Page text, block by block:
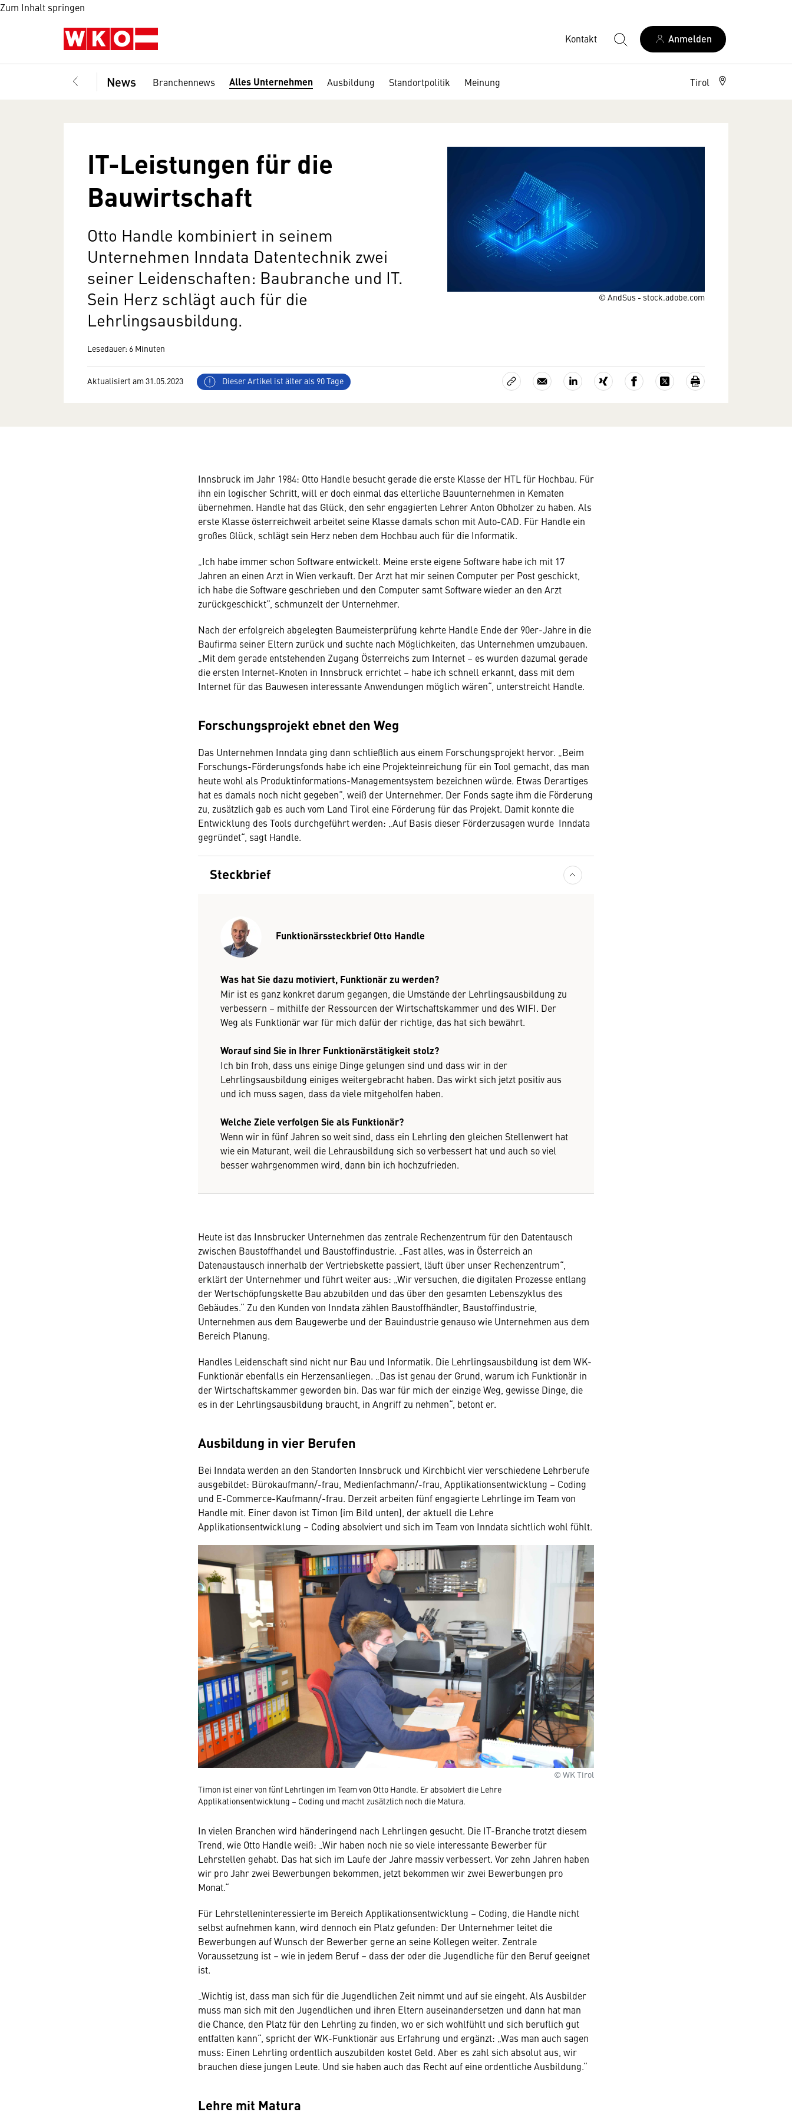
Zum Inhalt springen
Kontakt Anmelden
News Branchennews Alles Unternehmen Ausbildung Standortpolitik Meinung Tirol
© AndSus - stock.adobe.com
IT-Leistungen für die
Bauwirtschaft
Otto Handle kombiniert in seinem
Unternehmen Inndata Datentechnik zwei
seiner Leidenschaften: Baubranche und IT.
Sein Herz schlägt auch für die
Lehrlingsausbildung.
Lesedauer: 6 Minuten
Aktualisiert am 31.05.2023 Dieser Artikel ist älter als 90 Tage
Innsbruck im Jahr 1984: Otto Handle besucht gerade die erste Klasse der HTL für Hochbau. Für
ihn ein logischer Schritt, will er doch einmal das elterliche Bauunternehmen in Kematen
übernehmen. Handle hat das Glück, den sehr engagierten Lehrer Anton Obholzer zu haben. Als
erste Klasse österreichweit arbeitet seine Klasse damals schon mit Auto-CAD. Für Handle ein
großes Glück, schlägt sein Herz neben dem Hochbau auch für die Informatik.
„Ich habe immer schon Software entwickelt. Meine erste eigene Software habe ich mit 17
Jahren an einen Arzt in Wien verkauft. Der Arzt hat mir seinen Computer per Post geschickt,
ich habe die Software geschrieben und den Computer samt Software wieder an den Arzt
zurückgeschickt“, schmunzelt der Unternehmer.
Nach der erfolgreich abgelegten Baumeisterprüfung kehrte Handle Ende der 90er-Jahre in die
Baufirma seiner Eltern zurück und suchte nach Möglichkeiten, das Unternehmen umzubauen.
„Mit dem gerade entstehenden Zugang Österreichs zum Internet – es wurden dazumal gerade
die ersten Internet-Knoten in Innsbruck errichtet – habe ich schnell erkannt, dass mit dem
Internet für das Bauwesen interessante Anwendungen möglich wären“, unterstreicht Handle.
Forschungsprojekt ebnet den Weg
Das Unternehmen Inndata ging dann schließlich aus einem Forschungsprojekt hervor. „Beim
Forschungs-Förderungsfonds habe ich eine Projekteinreichung für ein Tool gemacht, das man
heute wohl als Produktinformations-Managementsystem bezeichnen würde. Etwas Derartiges
hat es damals noch nicht gegeben“, weiß der Unternehmer. Der Fonds sagte ihm die Förderung
zu, zusätzlich gab es auch vom Land Tirol eine Förderung für das Projekt. Damit konnte die
Entwicklung des Tools durchgeführt werden: „Auf Basis dieser Förderzusagen wurde Inndata
gegründet“, sagt Handle.
Steckbrief
Funktionärssteckbrief Otto Handle
Was hat Sie dazu motiviert, Funktionär zu werden?
Mir ist es ganz konkret darum gegangen, die Umstände der Lehrlingsausbildung zu
verbessern – mithilfe der Ressourcen der Wirtschaftskammer und des WIFI. Der
Weg als Funktionär war für mich dafür der richtige, das hat sich bewährt.
Worauf sind Sie in Ihrer Funktionärstätigkeit stolz?
Ich bin froh, dass uns einige Dinge gelungen sind und dass wir in der
Lehrlingsausbildung einiges weitergebracht haben. Das wirkt sich jetzt positiv aus
und ich muss sagen, dass da viele mitgeholfen haben.
Welche Ziele verfolgen Sie als Funktionär?
Wenn wir in fünf Jahren so weit sind, dass ein Lehrling den gleichen Stellenwert hat
wie ein Maturant, weil die Lehrausbildung sich so verbessert hat und auch so viel
besser wahrgenommen wird, dann bin ich hochzufrieden.
Heute ist das Innsbrucker Unternehmen das zentrale Rechenzentrum für den Datentausch
zwischen Baustoffhandel und Baustoffindustrie. „Fast alles, was in Österreich an
Datenaustausch innerhalb der Vertriebskette passiert, läuft über unser Rechenzentrum“,
erklärt der Unternehmer und führt weiter aus: „Wir versuchen, die digitalen Prozesse entlang
der Wertschöpfungskette Bau abzubilden und das über den gesamten Lebenszyklus des
Gebäudes.“ Zu den Kunden von Inndata zählen Baustoffhändler, Baustoffindustrie,
Unternehmen aus dem Baugewerbe und der Bauindustrie genauso wie Unternehmen aus dem
Bereich Planung.
Handles Leidenschaft sind nicht nur Bau und Informatik. Die Lehrlingsausbildung ist dem WK-
Funktionär ebenfalls ein Herzensanliegen. „Das ist genau der Grund, warum ich Funktionär in
der Wirtschaftskammer geworden bin. Das war für mich der einzige Weg, gewisse Dinge, die
es in der Lehrlingsausbildung braucht, in Angriff zu nehmen“, betont er.
Ausbildung in vier Berufen
Bei Inndata werden an den Standorten Innsbruck und Kirchbichl vier verschiedene Lehrberufe
ausgebildet: Bürokaufmann/-frau, Medienfachmann/-frau, Applikationsentwicklung – Coding
und E-Commerce-Kaufmann/-frau. Derzeit arbeiten fünf engagierte Lehrlinge im Team von
Handle mit. Einer davon ist Timon (im Bild unten), der aktuell die Lehre
Applikationsentwicklung – Coding absolviert und sich im Team von Inndata sichtlich wohl fühlt.
© WK Tirol
Timon ist einer von fünf Lehrlingen im Team von Otto Handle. Er absolviert die Lehre
Applikationsentwicklung – Coding und macht zusätzlich noch die Matura.
In vielen Branchen wird händeringend nach Lehrlingen gesucht. Die IT-Branche trotzt diesem
Trend, wie Otto Handle weiß: „Wir haben noch nie so viele interessante Bewerber für
Lehrstellen gehabt. Das hat sich im Laufe der Jahre massiv verbessert. Vor zehn Jahren haben
wir pro Jahr zwei Bewerbungen bekommen, jetzt bekommen wir zwei Bewerbungen pro
Monat.“
Für Lehrstelleninteressierte im Bereich Applikationsentwicklung – Coding, die Handle nicht
selbst aufnehmen kann, wird dennoch ein Platz gefunden: Der Unternehmer leitet die
Bewerbungen auf Wunsch der Bewerber gerne an seine Kollegen weiter. Zentrale
Voraussetzung ist – wie in jedem Beruf – dass der oder die Jugendliche für den Beruf geeignet
ist.
„Wichtig ist, dass man sich für die Jugendlichen Zeit nimmt und auf sie eingeht. Als Ausbilder
muss man sich mit den Jugendlichen und ihren Eltern auseinandersetzen und dann hat man
die Chance, den Platz für den Lehrling zu finden, wo er sich wohlfühlt und sich beruflich gut
entfalten kann“, spricht der WK-Funktionär aus Erfahrung und ergänzt: „Was man auch sagen
muss: Einen Lehrling ordentlich auszubilden kostet Geld. Aber es zahl sich absolut aus, wir
brauchen diese jungen Leute. Und sie haben auch das Recht auf eine ordentliche Ausbildung.“
Lehre mit Matura